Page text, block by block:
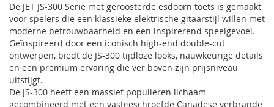
De JET JS-300 Serie met geroosterde esdoorn toets is gemaakt
voor spelers die een klassieke elektrische gitaarstijl willen met
moderne betrouwbaarheid en een inspirerend speelgevoel.
Geïnspireerd door een iconisch high-end double-cut
ontwerpen, biedt de JS-300 tijdloze looks, nauwkeurige details
en een premium ervaring die ver boven zijn prijsniveau
uitstijgt.
De JS-300 heeft een massief populieren lichaam
gecombineerd met een vastgeschroefde Canadese verbrande